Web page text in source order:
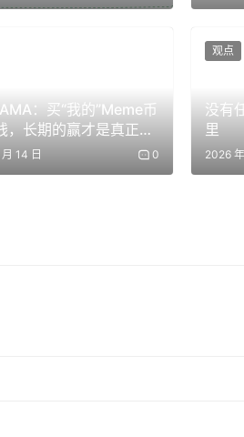
是为避免通行费收入被美元体系限
会国家安全委员会，一旦议会全体
全委员会批准并发布。
他国军事力量存在的情况下，对所
湾国家在内的全球多国都表示希望
：买“我的”Meme币
，长期的赢才是真正的
14 日 0
没有
里
2026
观点